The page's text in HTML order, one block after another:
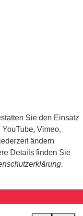
Sie den Einsatz
Vimeo,
ändern
Details finden Sie
.